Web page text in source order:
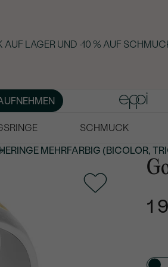
LAGER UND -10 % AUF
SCHMUCK
MEHRFARBIG (BICOLOR,
1